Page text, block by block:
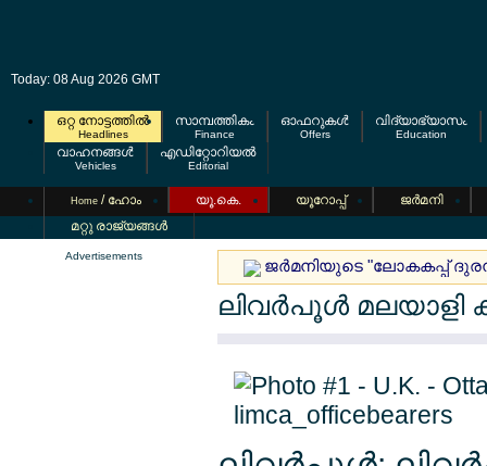
Today: 08 Aug 2026 GMT
ഒറ്റ നോട്ടത്തില്‍
Headlines
സാമ്പത്തികം
Finance
ഓഫറുകള്‍
Offers
വിദ്യാഭ്യാസം
Education
വാഹനങ്ങള്‍
Vehicles
എഡിറ്റോറിയല്‍
Editorial
Home / ഹോം യൂ.കെ. യൂറോപ്പ്
ജര്‍മനി
മറ്റു രാജ്യങ്ങള്‍
Advertisements
ജര്‍മനിയുടെ "ലോകകപ്പ്
ലിവര്‍പൂള്‍